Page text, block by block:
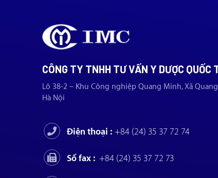
CÔNG TY TNHH TƯ VẤN Y DƯỢC QUỐC
Lô 38-2 – Khu Công nghiệp Quang Minh, Xã
Hà Nội
Điện thoại : +84 (24) 35 37 72 74
Số fax : +84 (24) 35 37 72 73